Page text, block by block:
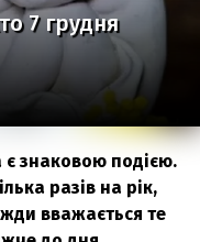
7 грудня
знаковою подією.
разів на рік,
вважається те